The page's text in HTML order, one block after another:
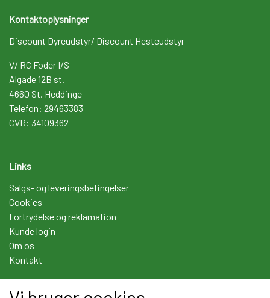
Kontaktoplysninger
Discount Dyreudstyr/ Discount Hesteudstyr
V/ RC Foder I/S
Algade 12B st.
4660 St. Heddinge
Telefon: 29463383
CVR: 34109362
Links
Salgs- og leveringsbetingelser
Cookies
Fortrydelse og reklamation
Kunde login
Om os
Kontakt